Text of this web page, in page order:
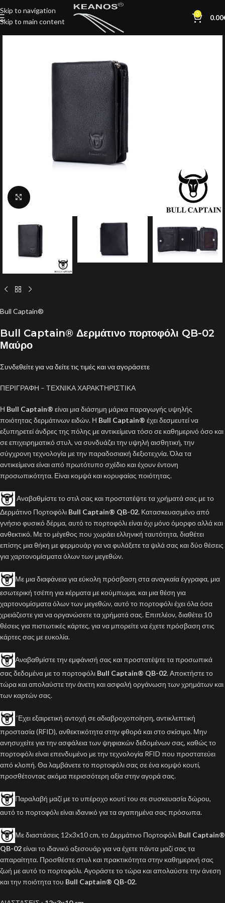
Skip to navigation
Skip to main content
0 0.00
Click to enlarge
Bull Captain®
Bull Captain® Δερμάτινο πορτοφόλι QB-02
Μαύρο
Συνδεθείτε για να δείτε τις τιμές και να αγοράσετε
ΠΕΡΙΓΡΑΦΗ – ΤΕΧΝΙΚΑ ΧΑΡΑΚΤΗΡΙΣΤΙΚΑ
Η Bull Captain® είναι μια διάσημη μάρκα παραγωγής υψηλής
ποιότητας δερμάτινων ειδών. Η Bull Captain® έχει δεσμευτεί να
εξυπηρετεί άνδρες της πόλης με αντικείμενα τόσο σε καθημερινό όσο και
σε επιχειρηματικό στυλ, να συνδυάζει την υψηλή αισθητική, την
σύγχρονη τεχνολογία με την παραδοσιακή δεξιοτεχνία. Όλα τα
αντικείμενα είναι από πρωτότυπο σχέδιο και έχουν έντονη
προσωπικότητα. Είναι κομψά και κορυφαίας ποιότητας.
Αναβαθμίστε το στιλ σας και προστατέψτε τα χρήματά σας με το
Δερμάτινο Πορτοφόλι Bull Captain® QB-02. Κατασκευασμένο από
γνήσιο φυσικό δέρμα, αυτό το πορτοφόλι είναι όχι μόνο όμορφο αλλά και
ανθεκτικό. Με το μέγεθος που χωράει ελληνική ταυτότητα, διαθέτει
επίσης μια θήκη με φερμουάρ για να φυλάξετε τα ψιλά σας και δύο θέσεις
για χαρτονομίσματα όλων των μεγεθών.
Με μια διαφάνεια για εύκολη πρόσβαση στα αναγκαία έγγραφα, μια
εσωτερική τσέπη για κέρματα με κούμπωμα, και μια θέση για
χαρτονομίσματα όλων των μεγεθών, αυτό το πορτοφόλι έχει όλα όσα
χρειάζεστε για να οργανώσετε τα χρήματά σας. Επιπλέον, διαθέτει 10
θέσεις για πιστωτικές κάρτες, για να μπορείτε να έχετε πρόσβαση στις
κάρτες σας με ευκολία.
Αναβαθμίστε την εμφάνισή σας και προστατέψτε τα προσωπικά
σας δεδομένα με το πορτοφόλι Bull Captain® QB-02. Αποκτήστε το
τώρα και απολαύστε την άνετη και ασφαλή οργάνωση των χρημάτων και
των καρτών σας.
‘Εχει εξαιρετική αντοχή σε αδιαβροχοποίηση, αντικλεπτική
προστασία (RFID), ανθεκτικότητα στην φθορά και στο σκίσιμο. Μην
ανησυχείτε για την ασφάλεια των ψηφιακών δεδομένων σας, καθώς το
πορτοφόλι είναι επενδυμένο με την τεχνολογία RFID που προστατεύει
από κλοπή. Θα λαμβάνετε το πορτοφόλι σας σε ένα κομψό κουτί,
προσθέτοντας ακόμα περισσότερη αξία στην αγορά σας.
Παραλαβή μαζί με το υπέροχο κουτί του σε συσκευασία δώρου,
αυτό το πορτοφόλι είναι ιδανικό για τα αγαπημένα σας πρόσωπα.
Με διαστάσεις 12x3x10 cm, το Δερμάτινο Πορτοφόλι Bull Captain®
QB-02είναι το ιδανικό αξεσουάρ για να έχετε πάντα μαζί σας τα
απαραίτητα. Προσθέστε στυλ και πρακτικότητα στην καθημερινή σας
ζωή με αυτό το πορτοφόλι. Αγοράστε το τώρα και απολαύστε την άνεση
και την ποιότητα του Bull Captain® QB-02.